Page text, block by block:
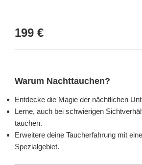
199 €
Warum Nachttauchen?
Entdecke die Magie der nächtlichen
Lerne, auch bei schwierigen
tauchen.
Erweitere deine Taucherfahrung mit
Spezialgebiet.